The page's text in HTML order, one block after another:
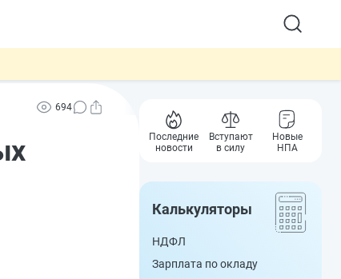
694
Последние
новости
Вступают
в силу
Новые
НПА
Калькуляторы
НДФЛ
Зарплата по окладу